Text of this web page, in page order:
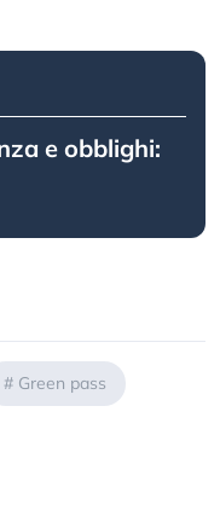
e obblighi:
# Green pass